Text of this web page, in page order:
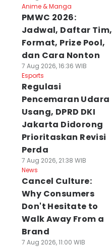
Anime & Manga
PMWC 2026:
Jadwal, Daftar Tim,
Format, Prize Pool,
dan Cara Nonton
7 Aug 2026, 16:36 WIB
Esports
Regulasi
Pencemaran Udara
Usang, DPRD DKI
Jakarta Didorong
Prioritaskan Revisi
Perda
7 Aug 2026, 21:38 WIB
News
Cancel Culture:
Why Consumers
Don't Hesitate to
Walk Away From a
Brand
7 Aug 2026, 11:00 WIB